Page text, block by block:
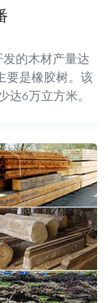
的木材产量达
要是橡胶树。该
6万立方米。